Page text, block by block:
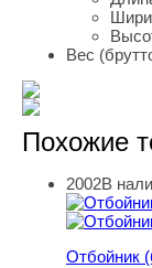
Вес
Похожие
Отбойник
2002В
Отбойник